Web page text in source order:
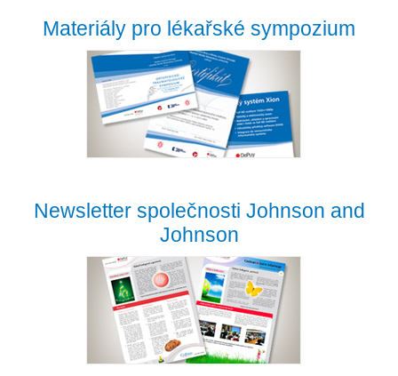
Materiály pro lékařské sympozium
Newsletter společnosti Johnson and
Johnson